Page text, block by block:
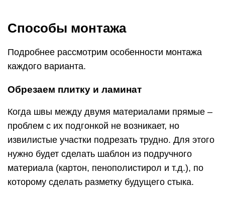
Способы монтажа
Подробнее рассмотрим особенности монтажа
каждого варианта.
Обрезаем плитку и ламинат
Когда швы между двумя материалами прямые –
проблем с их подгонкой не возникает, но
извилистые участки подрезать трудно. Для этого
нужно будет сделать шаблон из подручного
материала (картон, пенополистирол и т.д.), по
которому сделать разметку будущего стыка.